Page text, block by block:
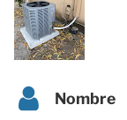
Nombre